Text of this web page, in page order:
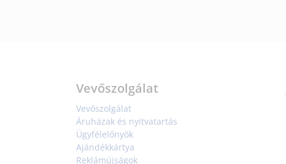
Vevőszolgálat
Vevőszolgálat
Áruházak és nyitvatartás
Ügyfélelőnyök
Ajándékkártya
Reklámújságok